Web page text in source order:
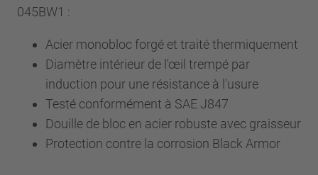
045BW1 :
Acier monobloc forgé et traité thermiquement
Diamètre intérieur de l'œil trempé par
induction pour une résistance à l'usure
Testé conformément à SAE J847
Douille de bloc en acier robuste avec graisseur
Protection contre la corrosion Black Armor